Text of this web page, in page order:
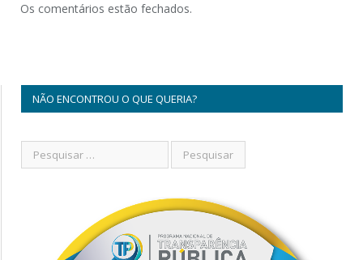
Os comentários estão fechados.
NÃO ENCONTROU O QUE QUERIA?